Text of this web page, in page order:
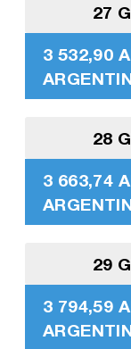
27
3 532,90
28
3 663,74
29
3 794,59